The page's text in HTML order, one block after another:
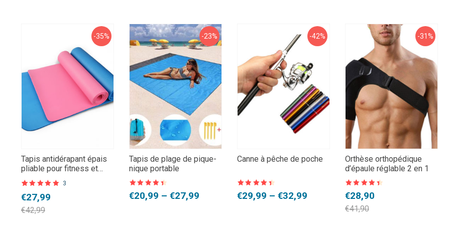
-35%
Tapis antidérapant épais
pliable pour fitness et
yoga
sur 5 basé
sur
notations
client
3
€42,99
Le
prix
€27,99
Le
prix
-23%
Tapis de plage de pique-
nique portable
sur 5
€20,99 – €27,99
Plage
-42%
Canne à pêche de poche
sur 5
€29,99 – €32,99
Plage
-31%
Orthèse orthopédique
d’épaule réglable 2 en 1
sur 5
€41,90
Le
prix
€28,90
Le
prix